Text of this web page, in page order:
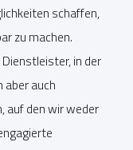
schaffen,
zu machen.
in der
auch
auf den wir weder